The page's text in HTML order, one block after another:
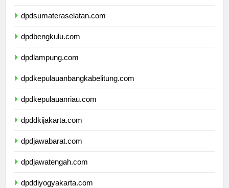
dpdsumateraselatan.com
dpdbengkulu.com
dpdlampung.com
dpdkepulauanbangkabelitung.com
dpdkepulauanriau.com
dpddkijakarta.com
dpdjawabarat.com
dpdjawatengah.com
dpddiyogyakarta.com